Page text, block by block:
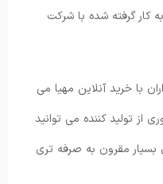
گرفته شده با شرکت
با خرید آنلاین مهیا می
از تولید کننده می توانید
مقرون به صرفه تری